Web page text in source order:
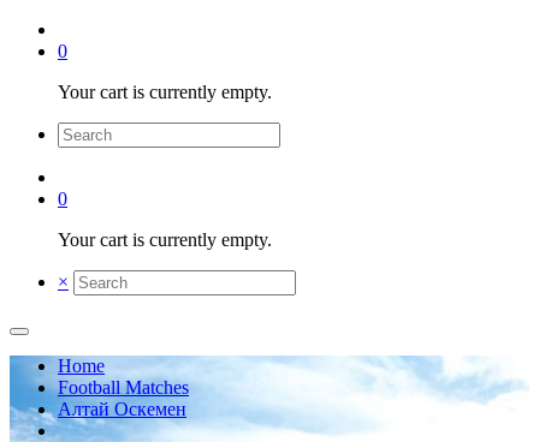
0
Your cart is currently empty.
0
Your cart is currently empty.
×
Home
Football Matches
Алтай Оскемен